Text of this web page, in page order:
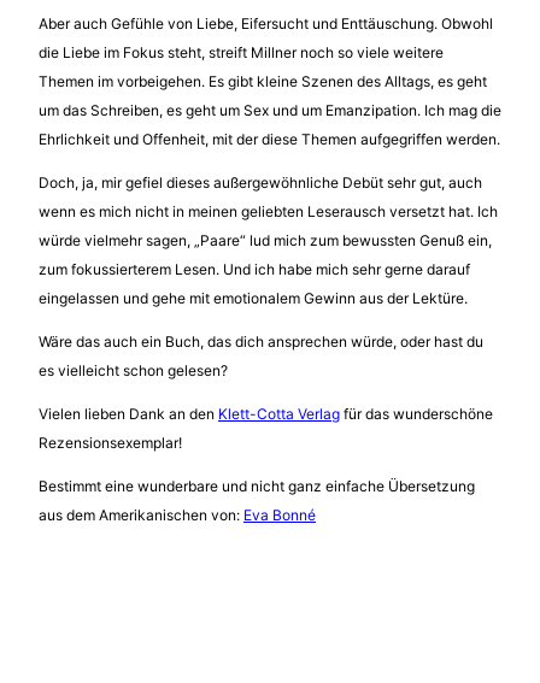
Aber auch Gefühle von Liebe, Eifersucht und Enttäuschung. Obwohl
die Liebe im Fokus steht, streift Millner noch so viele weitere
Themen im vorbeigehen. Es gibt kleine Szenen des Alltags, es geht
um das Schreiben, es geht um Sex und um Emanzipation. Ich mag die
Ehrlichkeit und Offenheit, mit der diese Themen aufgegriffen werden.
Doch, ja, mir gefiel dieses außergewöhnliche Debüt sehr gut, auch
wenn es mich nicht in meinen geliebten Leserausch versetzt hat. Ich
würde vielmehr sagen, „Paare“ lud mich zum bewussten Genuß ein,
zum fokussierterem Lesen. Und ich habe mich sehr gerne darauf
eingelassen und gehe mit emotionalem Gewinn aus der Lektüre.
Wäre das auch ein Buch, das dich ansprechen würde, oder hast du
es vielleicht schon gelesen?
Vielen lieben Dank an den Klett-Cotta Verlag für das wunderschöne
Rezensionsexemplar!
Bestimmt eine wunderbare und nicht ganz einfache Übersetzung
aus dem Amerikanischen von: Eva Bonné